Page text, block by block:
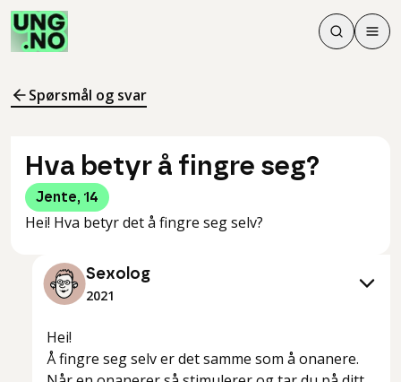
Søk
Søk
Meny
Spørsmål og svar
Hva betyr å fingre seg?
Jente, 14
Hei! Hva betyr det å fingre seg selv?
Sexolog
2021
Hei!
Å fingre seg selv er det samme som å onanere.